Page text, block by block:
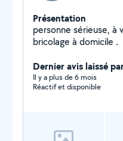
Présentation
personne sérieuse,
bricolage à domicile .
Dernier avis laissé
Il y a plus de 6 mois
Réactif et disponible